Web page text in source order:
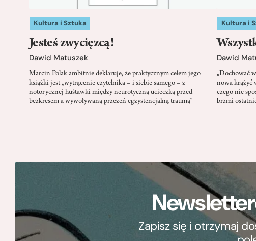
Kultura i Sztuka
Jesteś zwycięzcą!
Dawid Matuszek
Marcin Polak ambitnie deklaruje, że praktycznym celem jego
książki jest „wytrącenie czytelnika – i siebie samego – z
notorycznej huśtawki między neurotyczną ucieczką przed
bezkresem a wywoływaną przezeń egzystencjalną traumą”
Kultura i
Dawid
„Dochować
nowa krążyć
czego nie
brzmi
Zapisz się i otrzymaj